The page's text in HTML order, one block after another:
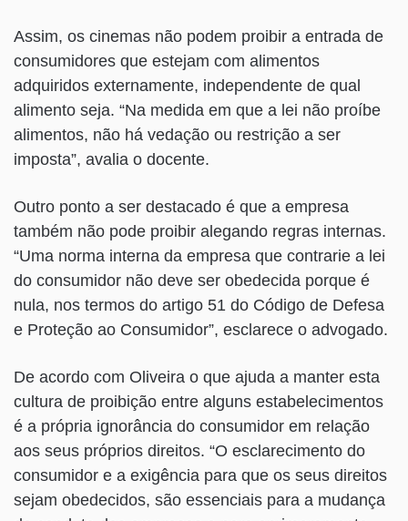
Assim, os cinemas não podem proibir a entrada de
consumidores que estejam com alimentos
adquiridos externamente, independente de qual
alimento seja. “Na medida em que a lei não proíbe
alimentos, não há vedação ou restrição a ser
imposta”, avalia o docente.
Outro ponto a ser destacado é que a empresa
também não pode proibir alegando regras internas.
“Uma norma interna da empresa que contrarie a lei
do consumidor não deve ser obedecida porque é
nula, nos termos do artigo 51 do Código de Defesa
e Proteção ao Consumidor”, esclarece o advogado.
De acordo com Oliveira o que ajuda a manter esta
cultura de proibição entre alguns estabelecimentos
é a própria ignorância do consumidor em relação
aos seus próprios direitos. “O esclarecimento do
consumidor e a exigência para que os seus direitos
sejam obedecidos, são essenciais para a mudança